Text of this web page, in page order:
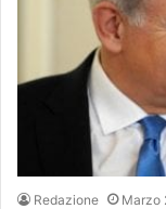
Redazione Marzo